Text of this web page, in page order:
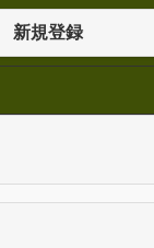
新規登録